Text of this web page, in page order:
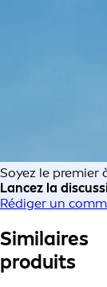
Soyez le premier
Lancez la
Rédiger un
Similaires
produits